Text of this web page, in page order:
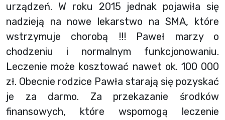
urządzeń. W roku 2015 jednak pojawiła się
nadzieją na nowe lekarstwo na SMA, które
wstrzymuje chorobą !!! Paweł marzy o
chodzeniu i normalnym funkcjonowaniu.
Leczenie może kosztować nawet ok. 100 000
zł. Obecnie rodzice Pawła starają się pozyskać
je za darmo. Za przekazanie środków
finansowych, które wspomogą leczenie